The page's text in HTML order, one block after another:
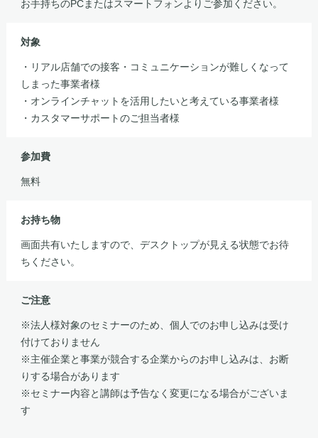
お手持ちのPCまたはスマートフォンよりご参加ください。
対象
・リアル店舗での接客・コミュニケーションが難しくなって
しまった事業者様
・オンラインチャットを活用したいと考えている事業者様
・カスタマーサポートのご担当者様
参加費
無料
お持ち物
画面共有いたしますので、デスクトップが見える状態でお待
ちください。
ご注意
※法人様対象のセミナーのため、個人でのお申し込みは受け
付けておりません
※主催企業と事業が競合する企業からのお申し込みは、お断
りする場合があります
※セミナー内容と講師は予告なく変更になる場合がございま
す